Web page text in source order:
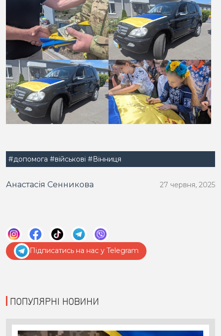
#допомога #військові #Вінниця
Анастасія Сенникова 27 червня, 2025
Підписатись на нас у Telegram
ПОПУЛЯРНІ НОВИНИ